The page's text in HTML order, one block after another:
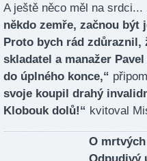
A ještě něco měl na srdci...
někdo zemře, začnou být
Proto bych rád zdůraznil,
skladatel a manažer
do úplného konce,“
svoje koupil drahý
Klobouk dolů!“ kvitoval
O
Odpudivý